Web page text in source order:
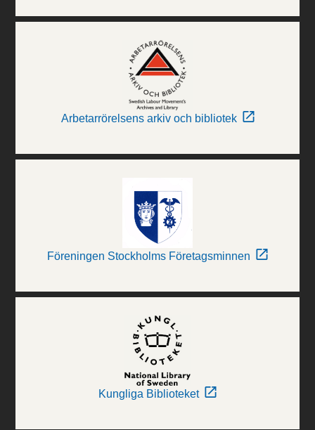
Arbetarrörelsens arkiv och bibliotek
Föreningen Stockholms Företagsminnen
Kungliga Biblioteket